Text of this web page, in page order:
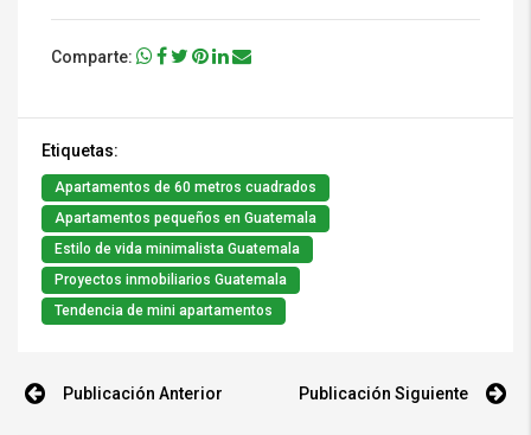
Comparte:
Etiquetas:
Apartamentos de 60 metros cuadrados
Apartamentos pequeños en Guatemala
Estilo de vida minimalista Guatemala
Proyectos inmobiliarios Guatemala
Tendencia de mini apartamentos
Publicación Anterior Publicación Siguiente